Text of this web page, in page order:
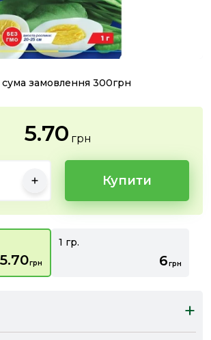
сума замовлення 300грн
5.70 грн
Купити
5.70грн
1 гр.
6грн
+